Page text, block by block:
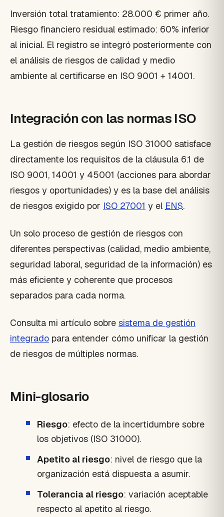
Inversión total tratamiento: 28.000 € primer año.
Riesgo financiero residual estimado: 60% inferior
al inicial. El registro se integró posteriormente con
el análisis de riesgos de calidad y medio
ambiente al certificarse en ISO 9001 + 14001.
Integración con las normas ISO
La gestión de riesgos según ISO 31000 satisface
directamente los requisitos de la cláusula 6.1 de
ISO 9001, 14001 y 45001 (acciones para abordar
riesgos y oportunidades) y es la base del análisis
de riesgos exigido por ISO 27001 y el ENS.
Un solo proceso de gestión de riesgos con
diferentes perspectivas (calidad, medio ambiente,
seguridad laboral, seguridad de la información) es
más eficiente y coherente que procesos
separados para cada norma.
Consulta mi artículo sobre sistema de gestión
integrado para entender cómo unificar la gestión
de riesgos de múltiples normas.
Mini-glosario
Riesgo: efecto de la incertidumbre sobre
los objetivos (ISO 31000).
Apetito al riesgo: nivel de riesgo que la
organización está dispuesta a asumir.
Tolerancia al riesgo: variación aceptable
respecto al apetito al riesgo.